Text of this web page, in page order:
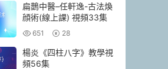
扁鵲中醫–任軒逸-古法煥
顔術(線上課) 視頻33集
651 28
楊炎《四柱八字》教學視
頻56集